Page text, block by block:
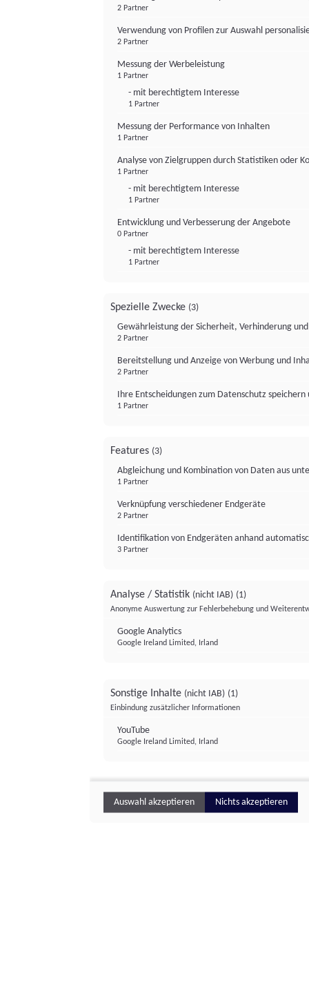
2 Partner
Verwendung von Profilen zur Auswahl
2 Partner
Messung der Werbeleistung
1 Partner
- mit berechtigtem Interesse
1 Partner
Messung der Performance von Inhalten
1 Partner
Analyse von Zielgruppen durch Statistiken oder
1 Partner
- mit berechtigtem Interesse
1 Partner
Entwicklung und Verbesserung der Angebote
0 Partner
- mit berechtigtem Interesse
1 Partner
Spezielle Zwecke (3)
Gewährleistung der Sicherheit, Verhinderung
2 Partner
Bereitstellung und Anzeige von Werbung und
2 Partner
Ihre Entscheidungen zum Datenschutz
1 Partner
Features (3)
Abgleichung und Kombination von Daten aus
1 Partner
Verknüpfung verschiedener Endgeräte
2 Partner
Identifikation von Endgeräten anhand
3 Partner
Analyse / Statistik (nicht IAB) (1)
Anonyme Auswertung zur Fehlerbehebung und
Google Analytics
Google Ireland Limited, Irland
Sonstige Inhalte (nicht IAB) (1)
Einbindung zusätzlicher Informationen
YouTube
Google Ireland Limited, Irland
Auswahl akzeptieren Nichts akzeptieren